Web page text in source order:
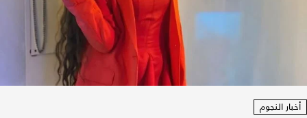
أخبار النجوم